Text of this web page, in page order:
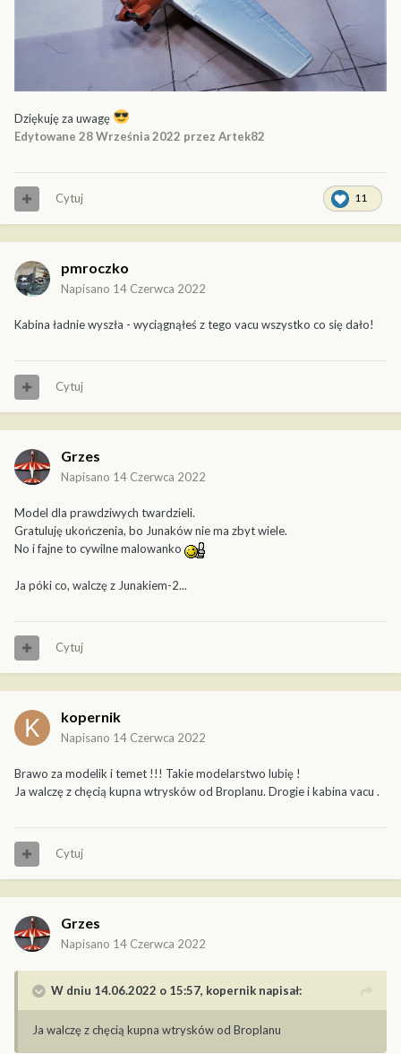
Dziękuję za uwagę
Edytowane 28 Września 2022 przez Artek82
11
Cytuj
pmroczko
Napisano 14 Czerwca 2022
Kabina ładnie wyszła - wyciągnąłeś z tego vacu wszystko co się dało!
Cytuj
Grzes
Napisano 14 Czerwca 2022
Model dla prawdziwych twardzieli.
Gratuluję ukończenia, bo Junaków nie ma zbyt wiele.
No i fajne to cywilne malowanko
Ja póki co, walczę z Junakiem-2...
Cytuj
kopernik
Napisano 14 Czerwca 2022
Brawo za modelik i temet !!! Takie modelarstwo lubię !
Ja walczę z chęcią kupna wtrysków od Broplanu. Drogie i kabina vacu .
Cytuj
Grzes
Napisano 14 Czerwca 2022
W dniu 14.06.2022 o 15:57, kopernik napisał:
Ja walczę z chęcią kupna wtrysków od Broplanu